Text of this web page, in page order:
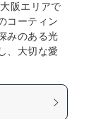
阪エリアで
コーティン
みのある光
、大切な愛